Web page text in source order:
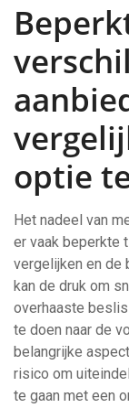
optie
Het nadeel van
er vaak beperkte
vergelijken en de
kan de druk om
overhaaste
te doen naar de
belangrijke
risico om
te gaan met een